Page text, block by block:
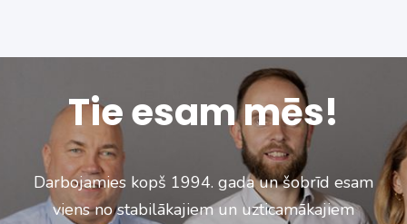
Tie esam mēs!
Darbojamies kopš 1994. gada un šobrīd esam
viens no stabilākajiem un uzticamākajiem